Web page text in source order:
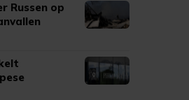
Russen op